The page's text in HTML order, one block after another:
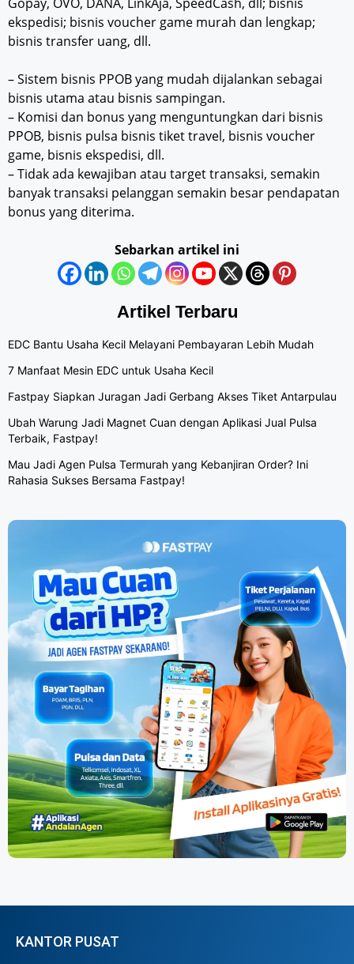
ekspedisi; bisnis voucher game murah dan lengkap;
bisnis transfer uang, dll.
– Sistem bisnis PPOB yang mudah dijalankan sebagai
bisnis utama atau bisnis sampingan.
– Komisi dan bonus yang menguntungkan dari bisnis
PPOB, bisnis pulsa bisnis tiket travel, bisnis voucher
game, bisnis ekspedisi, dll.
– Tidak ada kewajiban atau target transaksi, semakin
banyak transaksi pelanggan semakin besar pendapatan
bonus yang diterima.
Sebarkan artikel ini
Artikel Terbaru
EDC Bantu Usaha Kecil Melayani Pembayaran Lebih Mudah
7 Manfaat Mesin EDC untuk Usaha Kecil
Fastpay Siapkan Juragan Jadi Gerbang Akses Tiket Antarpulau
Ubah Warung Jadi Magnet Cuan dengan Aplikasi Jual Pulsa
Terbaik, Fastpay!
Mau Jadi Agen Pulsa Termurah yang Kebanjiran Order? Ini
Rahasia Sukses Bersama Fastpay!
KANTOR PUSAT